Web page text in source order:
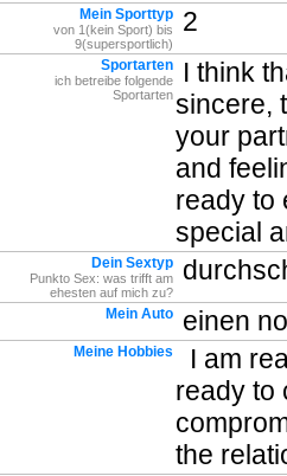
Mein Sporttyp
von 1(kein Sport) bis
9(supersportlich)
2
Sportarten
ich betreibe folgende
Sportarten
I think
sincere,
your
and
ready to
special
Dein Sextyp
Punkto Sex: was trifft am
ehesten auf mich zu?
Mein Auto einen
Meine Hobbies
I am
ready to
the